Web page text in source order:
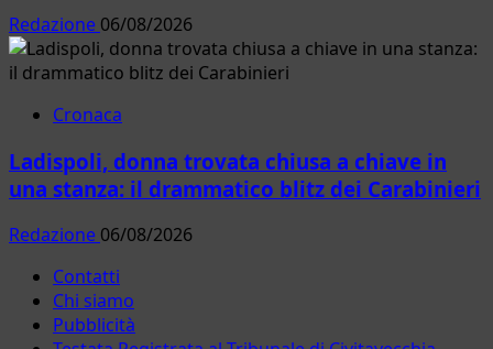
Redazione 06/08/2026
Cronaca
Ladispoli, donna trovata chiusa a chiave in
una stanza: il drammatico blitz dei Carabinieri
Redazione 06/08/2026
Contatti
Chi siamo
Pubblicità